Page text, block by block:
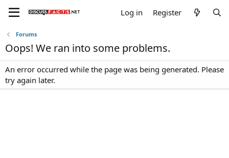
Log in Register
Forums
Oops! We ran into some problems.
An error occurred while the page was being generated. Please
try again later.